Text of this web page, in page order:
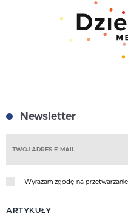
Newsletter
Wyrażam zgodę na
ARTYKUŁY